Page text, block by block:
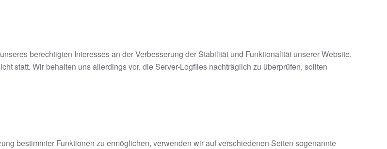
berechtigten Interesses an der Verbesserung der Stabilität und Funktionalität unserer Website.
statt. Wir behalten uns allerdings vor, die Server-Logfiles nachträglich zu überprüfen, sollten
bestimmter Funktionen zu ermöglichen, verwenden wir auf verschiedenen Seiten sogenannte